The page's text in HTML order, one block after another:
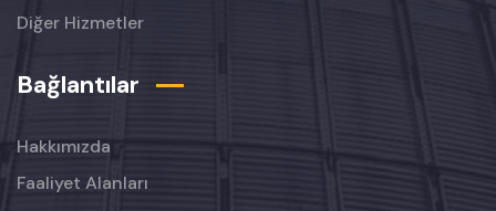
Diğer Hizmetler
Bağlantılar
Hakkımızda
Faaliyet Alanları